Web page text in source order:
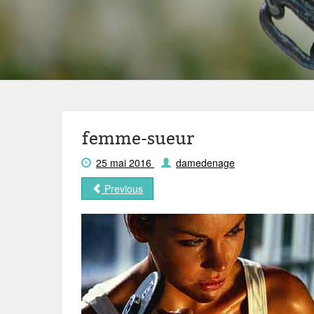
femme-sueur
25 mai 2016
damedenage
Previous